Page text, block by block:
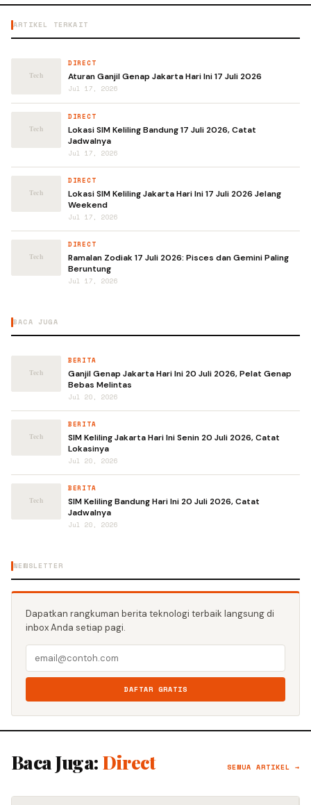
ARTIKEL TERKAIT
DIRECT
Aturan Ganjil Genap Jakarta Hari Ini 17 Juli 2026
Jul 17, 2026
DIRECT
Lokasi SIM Keliling Bandung 17 Juli 2026, Catat
Jadwalnya
Jul 17, 2026
DIRECT
Lokasi SIM Keliling Jakarta Hari Ini 17 Juli 2026 Jelang
Weekend
Jul 17, 2026
DIRECT
Ramalan Zodiak 17 Juli 2026: Pisces dan Gemini Paling
Beruntung
Jul 17, 2026
BACA JUGA
BERITA
Ganjil Genap Jakarta Hari Ini 20 Juli 2026, Pelat Genap
Bebas Melintas
Jul 20, 2026
BERITA
SIM Keliling Jakarta Hari Ini Senin 20 Juli 2026, Catat
Lokasinya
Jul 20, 2026
BERITA
SIM Keliling Bandung Hari Ini 20 Juli 2026, Catat
Jadwalnya
Jul 20, 2026
NEWSLETTER
Dapatkan rangkuman berita teknologi terbaik langsung di
inbox Anda setiap pagi.
DAFTAR GRATIS
Baca Juga: Direct SEMUA ARTIKEL →